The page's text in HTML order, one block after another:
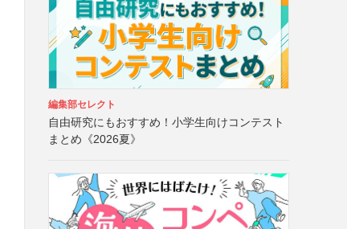
編集部セレクト
自由研究にもおすすめ！小学生向けコンテスト
まとめ《2026夏》